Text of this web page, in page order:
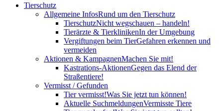
Tierschutz
Allgemeine InfosRund um den Tierschutz
TierschutzNicht wegschauen – handeln!
Tierärzte & TierklinikenIn der Umgebung
Vergiftungen beim TierGefahren erkennen und
vermeiden
Aktionen & KampagnenMachen Sie mit!
Kastrations-AktionenGegen das Elend der
Straßentiere!
Vermisst / Gefunden
Tier vermisst!Was Sie jetzt tun können!
Aktuelle SuchmeldungenVermisste Tiere